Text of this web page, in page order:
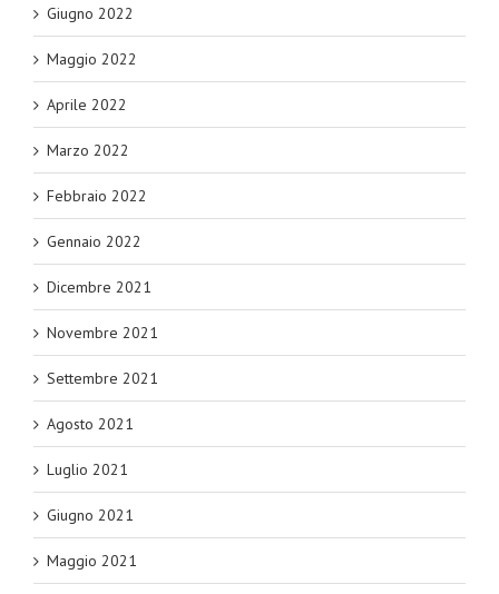
Giugno 2022
Maggio 2022
Aprile 2022
Marzo 2022
Febbraio 2022
Gennaio 2022
Dicembre 2021
Novembre 2021
Settembre 2021
Agosto 2021
Luglio 2021
Giugno 2021
Maggio 2021